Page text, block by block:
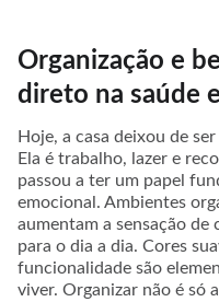
Organização e
direto na saúde
Hoje, a casa deixou de
Ela é trabalho, lazer e
passou a ter um papel
emocional. Ambientes
aumentam a sensação de
para o dia a dia. Cores
funcionalidade são
viver. Organizar não é só